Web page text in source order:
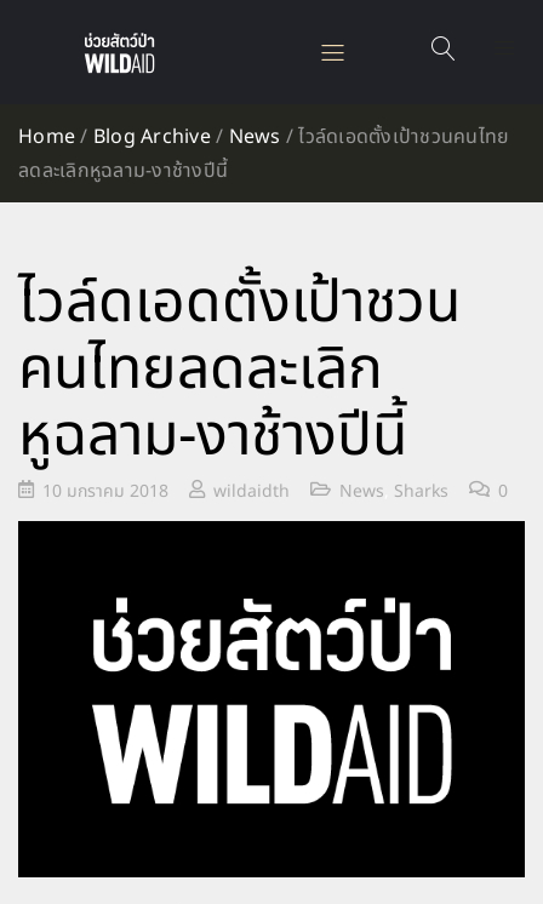
Home/ Blog Archive/ News /ไวล์ดเอดตั้งเป้าชวนคนไทย
ลดละเลิกหูฉลาม-งาช้างปีนี้
ไวล์ดเอดตั้งเป้าชวน
คนไทยลดละเลิก
หูฉลาม-งาช้างปีนี้
10 มกราคม 2018 wildaidth News Sharks 0